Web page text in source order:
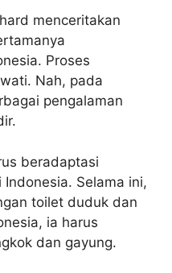
menceritakan
Proses
Nah, pada
pengalaman
beradaptasi
Selama ini,
toilet duduk dan
ia harus
dan gayung.